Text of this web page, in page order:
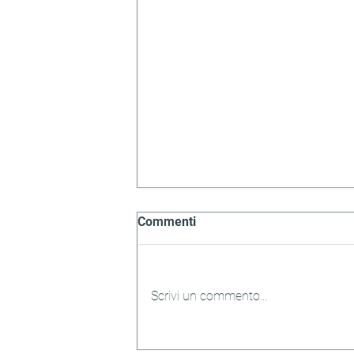
Commenti
Scrivi un commento...